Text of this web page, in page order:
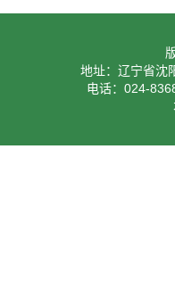
地址：辽宁省沈
电话：024-